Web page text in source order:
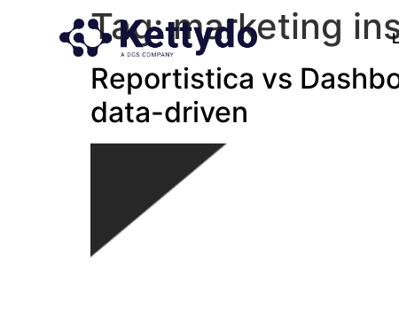
Tag:marketing
Reportistica vs
data-driven